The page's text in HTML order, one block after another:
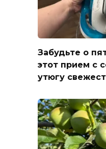
Забудьте о
этот прием с
утюгу